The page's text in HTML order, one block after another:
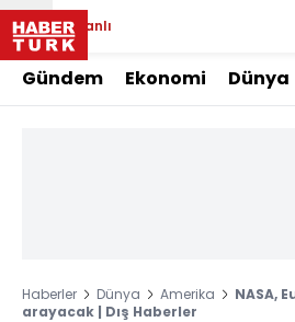
Canlı
Gündem Ekonomi Dünya
Haberler Dünya Amerika
NASA,
arayacak | Dış Haberler